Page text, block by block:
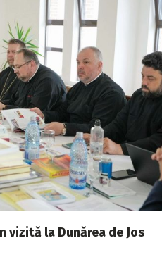
vizită la Dunărea de Jos